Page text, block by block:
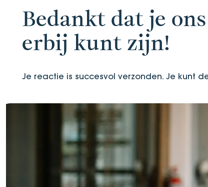
Bedankt dat je
erbij kunt zijn!
Je reactie is succesvol verzonden. Je kunt